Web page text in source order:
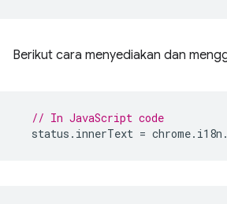
Berikut cara menyediakan dan
// In JavaScript code
status . innerText = chrome. i18n .